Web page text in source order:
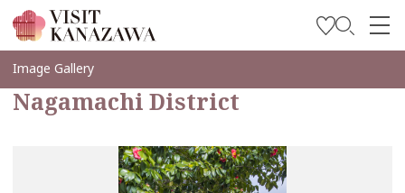
บทความพิเศษ
สถานที่ท่องเที่ยว
วางแผนการท่องเที่ยวของคุณ
Travel Trade and Media
Image Gallery
Nagamachi District